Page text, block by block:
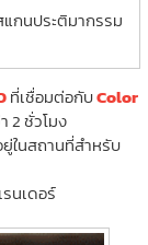
แกนประติมากรรม
ที่เชื่อมต่อกับColor
2 ชั่วโมง
ในสถานที่สำหรับ
นเดอร์